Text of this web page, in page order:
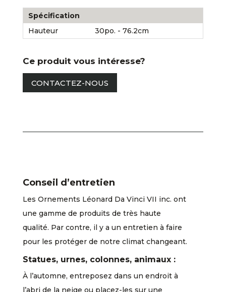
Spécification
Hauteur
30po. - 76.2cm
Ce produit vous intéresse?
CONTACTEZ-NOUS
Conseil d’entretien
Les Ornements Léonard Da Vinci VII inc. ont
une gamme de produits de très haute
qualité. Par contre, il y a un entretien à faire
pour les protéger de notre climat changeant.
Statues, urnes, colonnes, animaux :
À l’automne, entreposez dans un endroit à
l’abri de la neige ou placez-les sur une